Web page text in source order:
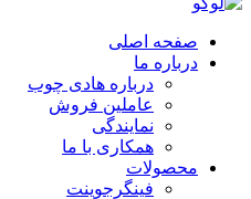
صفحه اصلی
درباره ما
درباره هادی چوب
عاملین فروش
نمایندگی
همکاری با ما
محصولات
فینگرجوینت